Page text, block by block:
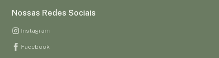
Nossas Redes Sociais
Instagram
Facebook